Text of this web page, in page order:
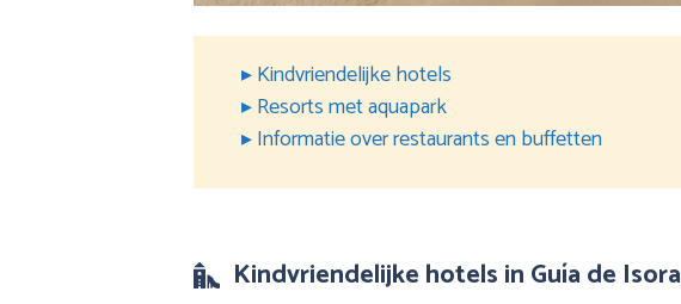
▸ Kindvriendelijke hotels
▸ Resorts met aquapark
▸ Informatie over restaurants en buffetten
Kindvriendelijke hotels in Guía de Isora